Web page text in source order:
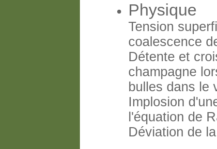
Physique
Tension
coalescence
Détente et
champagne
bulles dans le
Implosion
l'équation de
Déviation de